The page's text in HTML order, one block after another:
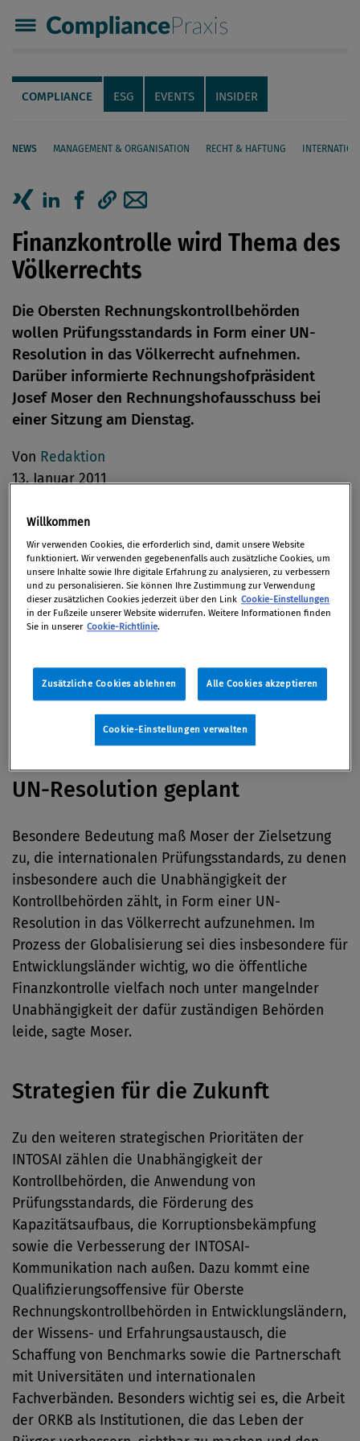
Compliance Praxis
Servicenavigation
Navigation
COMPLIANCE ESG EVENTS INSIDER
NEWS MANAGEMENT & ORGANISATION RECHT & HAFTUNG
Seiteninhalt
Artikel auf Xing teilen
Artikel auf linkedIn teilen
Artikel auf Facebook teilen
Artikellink kopieren
Artikel per Mail teilen
Finanzkontrolle wird Thema des
Völkerrechts
Die Obersten Rechnungskontrollbehörden
wollen Prüfungsstandards in Form einer UN-
Resolution in das Völkerrecht aufnehmen.
Darüber informierte Rechnungshofpräsident
Josef Moser den Rechnungshofausschuss bei
einer Sitzung am Dienstag.
Von Redaktion
13. Januar 2011
Präsident Moser, der auch als Generalsekretär der
INTOSAI, des internationalen Zusammenschlusses
von Obersten Rechnungskontrollbehörden (ORKB)
fungiert, informierte die Abgeordneten über den
Dieser wurde auf dem XX. Internationalen Kongress
der Obersten Rechnungskontrollbehörden (INCOSAI
UN-Resolution geplant
Besondere Bedeutung maß Moser der Zielsetzung
zu, die internationalen Prüfungsstandards, zu denen
insbesondere auch die Unabhängigkeit der
Kontrollbehörden zählt, in Form einer UN-
Resolution in das Völkerrecht aufzunehmen. Im
Prozess der Globalisierung sei dies insbesondere für
Entwicklungsländer wichtig, wo die öffentliche
Finanzkontrolle vielfach noch unter mangelnder
Unabhängigkeit der dafür zuständigen Behörden
leide, sagte Moser.
Strategien für die Zukunft
Zu den weiteren strategischen Prioritäten der
INTOSAI zählen die Unabhängigkeit der
Kontrollbehörden, die Anwendung von
Prüfungsstandards, die Förderung des
Kapazitätsaufbaus, die Korruptionsbekämpfung
sowie die Verbesserung der INTOSAI-
Kommunikation nach außen. Dazu kommt eine
Qualifizierungsoffensive für Oberste
Rechnungskontrollbehörden in Entwicklungsländern,
der Wissens- und Erfahrungsaustausch, die
Schaffung von Benchmarks sowie die Partnerschaft
mit Universitäten und internationalen
Fachverbänden. Besonders wichtig sei es, die Arbeit
der ORKB als Institutionen, die das Leben der
Willkommen
Wir verwenden Cookies, die erforderlich sind, damit unsere Website
funktioniert. Wir verwenden gegebenenfalls auch zusätzliche Cookies, um
unsere Inhalte sowie Ihre digitale Erfahrung zu analysieren, zu verbessern
und zu personalisieren. Sie können Ihre Zustimmung zur Verwendung
dieser zusätzlichen Cookies jederzeit über den Link Cookie-Einstellungen
in der Fußzeile unserer Website widerrufen. Weitere Informationen finden
Sie in unserer Cookie-Richtlinie.
Zusätzliche Cookies ablehnen Alle Cookies akzeptieren
Cookie-Einstellungen verwalten